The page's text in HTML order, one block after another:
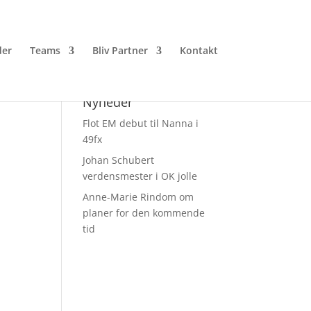
Teams Bliv Partner Kontakt
Nyheder
Flot EM debut til Nanna i
49fx
Johan Schubert
verdensmester i OK jolle
Anne-Marie Rindom om
planer for den kommende
tid